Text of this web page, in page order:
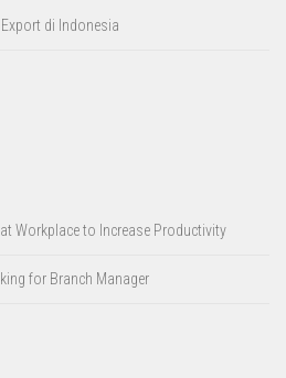
di Indonesia
Workplace to Increase Productivity
for Branch Manager